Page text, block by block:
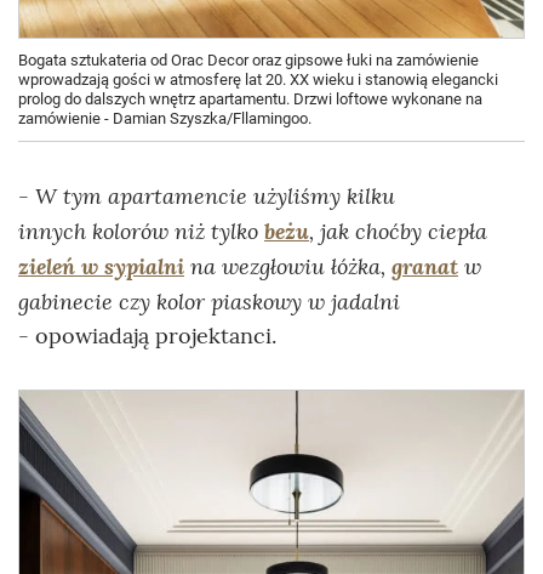
Bogata sztukateria od Orac Decor oraz gipsowe łuki na zamówienie
wprowadzają gości w atmosferę lat 20. XX wieku i stanowią elegancki
prolog do dalszych wnętrz apartamentu. Drzwi loftowe wykonane na
zamówienie - Damian Szyszka/Fllamingoo.
- W tym apartamencie użyliśmy kilku
innych kolorów niż tylko beżu, jak choćby ciepła
zieleń w sypialni na wezgłowiu łóżka, granat w
gabinecie czy kolor piaskowy w jadalni
- opowiadają projektanci.